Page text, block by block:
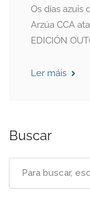
Os días azuis
Arzúa CCA
EDICIÓN
Ler máis
Buscar